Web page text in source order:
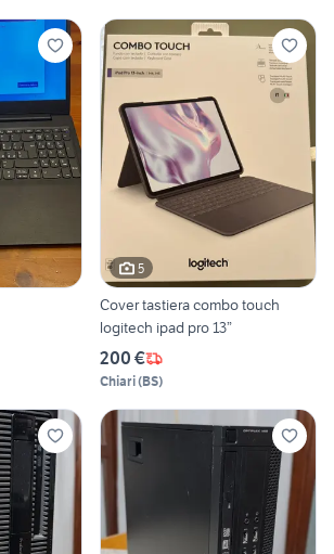
5
Cover tastiera combo touch
logitech ipad pro 13”
200 €
Chiari(BS)